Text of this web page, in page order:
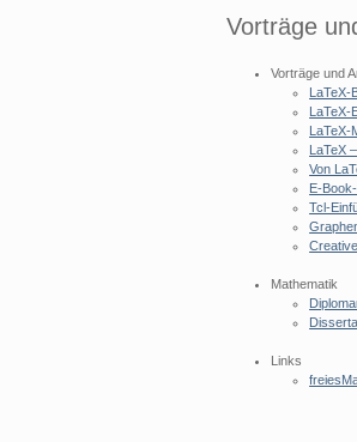
Vorträge
Vorträge und
LaTeX-
LaTeX-
LaTeX-
LaTeX
Von
E-
Tcl-
Mathematik
Links